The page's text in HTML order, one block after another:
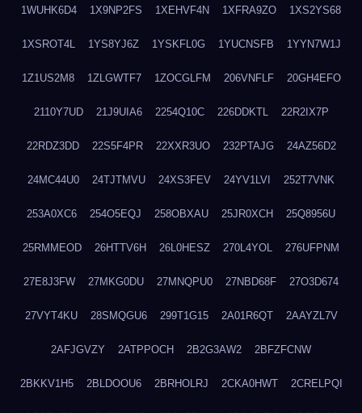
1WUHK6D4 1X9NP2FS 1XEHVF4N 1XFRA9ZO 1XS2YS68
1XSROT4L 1YS8YJ6Z 1YSKFL0G 1YUCNSFB 1YYN7W1J
1Z1US2M8 1ZLGWTF7 1ZOCGLFM 206VNFLF 20GH4EFO
2110Y7UD 21J9UIA6 2254Q10C 226DDKTL 22R2IX7P
22RDZ3DD 22S5F4PR 22XXR3UO 232PTAJG 24AZ56D2
24MC44U0 24TJTMVU 24XS3FEV 24YV1LVI 252T7VNK
253A0XC6 254O5EQJ 258OBXAU 25JR0XCH 25Q8956U
25RMMEOD 26HTTV6H 26L0HESZ 270L4YOL 276UFPNM
27E8J3FW 27MKG0DU 27MNQPU0 27NBD68F 27O3D674
27VYT4KU 28SMQGU6 299T1G15 2A01R6QT 2AAYZL7V
2AFJGVZY 2ATPPOCH 2B2G3AW2 2BFZFCNW
2BKKV1H5 2BLDOOU6 2BRHOLRJ 2CKA0HWT 2CRELPQI